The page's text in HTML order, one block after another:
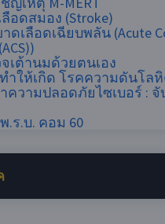
อดสมอง (Stroke)
ดเลือดเฉียบพลัน (Acute
เต้านมด้วยตนเอง
ำให้เกิด โรคความดันโล
ความปลอดภัยไซเบอร์​ :
.ร.บ. คอม 60